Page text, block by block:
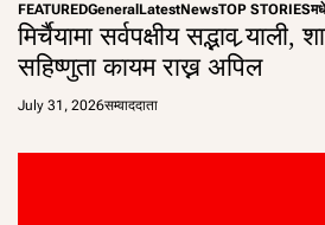
FEATUREDGeneral LatestNewsTOP STORIES
मिर्चैयामा सर्वपक्षीय सद्भाव र्‍याली,
सहिष्णुता कायम राख्न अपिल
July 31, 2026सम्वाददाता